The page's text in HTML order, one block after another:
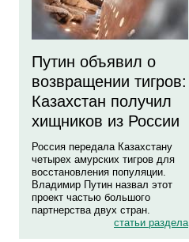
Путин объявил о
возвращении тигров:
Казахстан получил
хищников из России
Россия передала Казахстану
четырех амурских тигров для
восстановления популяции.
Владимир Путин назвал этот
проект частью большого
партнерства двух стран.
статьи раздела